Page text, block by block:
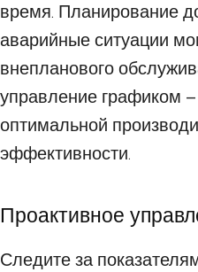
время. Планирование
аварийные ситуации
внепланового
управление графиком
оптимальной
эффективности.
Проактивное
Следите за